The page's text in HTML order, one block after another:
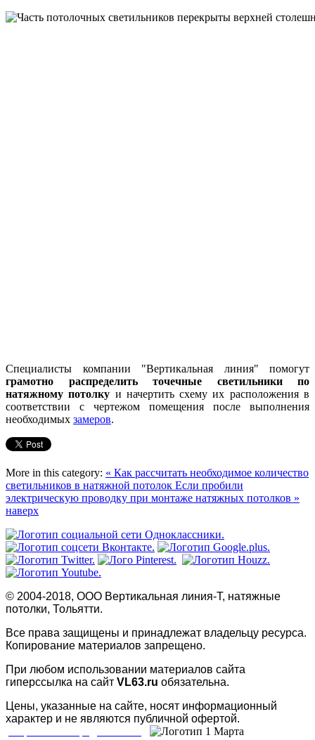
Специалисты компании "Вертикальная линия" помогут
грамотно распределить точечные светильники по
натяжному потолку и начертить схему их расположения в
соответствии с чертежом помещения после выполнения
необходимых замеров.
More in this category: « Как рассчитать необходимое количество
светильников в натяжной потолок Если пробили
электрическую проводку при монтаже натяжных потолков »
наверх
© 2004-2018, ООО Вертикальная линия-Т, натяжные
потолки, Тольятти.
Все права защищены и принадлежат владельцу ресурса.
Копирование материалов запрещено.
При любом использовании материалов сайта
гиперссылка на сайт VL63.ru обязательна.
Цены, указанные на сайте, носят информационный
характер и не являются публичной офертой.